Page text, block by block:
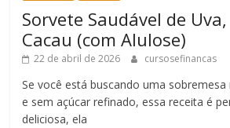
Sorvete Saudável de
Cacau (com Alulose)
22 de abril de 2026 cursosefinancas
Se você está buscando uma
e sem açúcar refinado, essa receita é
deliciosa, ela